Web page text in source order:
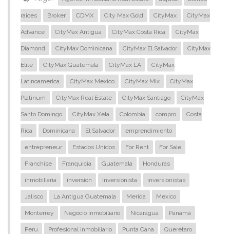
raices Broker CDMX City Max Gold CityMax CityMax
Advance CityMax Antigua CityMax Costa Rica CityMax
Diamond CityMax Dominicana CityMax El Salvador CityMax
Elite CityMax Guatemala CityMax LA CityMax
Latinoamerica CityMax Mexico CityMax Mix CityMax
Platinum CityMax Real Estate CityMax Santiago CityMax
Santo Domingo CityMax Xela Colombia compro Costa
Rica Dominicana El Salvador emprendimiento
entrepreneur Estados Unidos For Rent For Sale
Franchise Franquicia Guatemala Honduras
inmobiliaria inversión Inversionista inversionistas
Jalisco La Antigua Guatemala Merida Mexico
Monterrey Negocio inmobiliario Nicaragua Panamá
Peru Profesional inmobiliario Punta Cana Queretaro